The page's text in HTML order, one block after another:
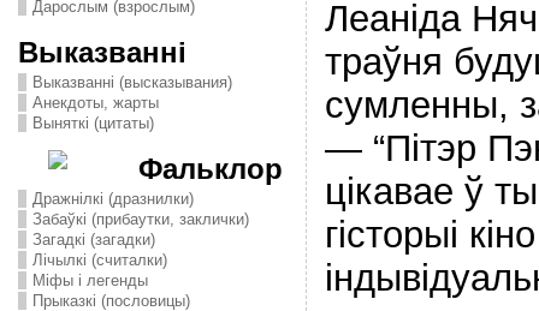
Дарослым (взрослым)
Выказванні
Выказванні (высказывания)
Анекдоты, жарты
Выняткі (цитаты)
Фальклор
Дражнілкі (дразнилки)
Забаўкі (прибаутки, заклички)
Загадкі (загадки)
Лічылкі (считалки)
Міфы і легенды
Прыказкі (пословицы)
Леаніда
траўня
сумленны,
— “Пітэр
цікавае ў
гісторыі